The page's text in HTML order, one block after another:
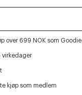
over 699 NOK som
virkedager
kjøp som medlem